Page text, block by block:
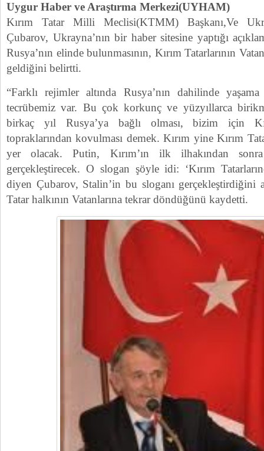
Uygur Haber ve Araştırma Merkezi(UYHAM)
Kırım Tatar Milli Meclisi(KTMM) Başkanı,Ve
Çubarov, Ukrayna’nın bir haber sitesine yaptığı
Rusya’nın elinde bulunmasının, Kırım Tatarlarının
geldiğini belirtti.
“Farklı rejimler altında Rusya’nın dahilinde
tecrübemiz var. Bu çok korkunç ve yüzyıllarca
birkaç yıl Rusya’ya bağlı olması, bizim için
topraklarından kovulması demek. Kırım yine Kırım
yer olacak. Putin, Kırım’ın ilk ilhakından
gerçekleştirecek. O slogan şöyle idi: ‘Kırım
diyen Çubarov, Stalin’in bu sloganı gerçekleştirdiğini
Tatar halkının Vatanlarına tekrar döndüğünü kaydetti.